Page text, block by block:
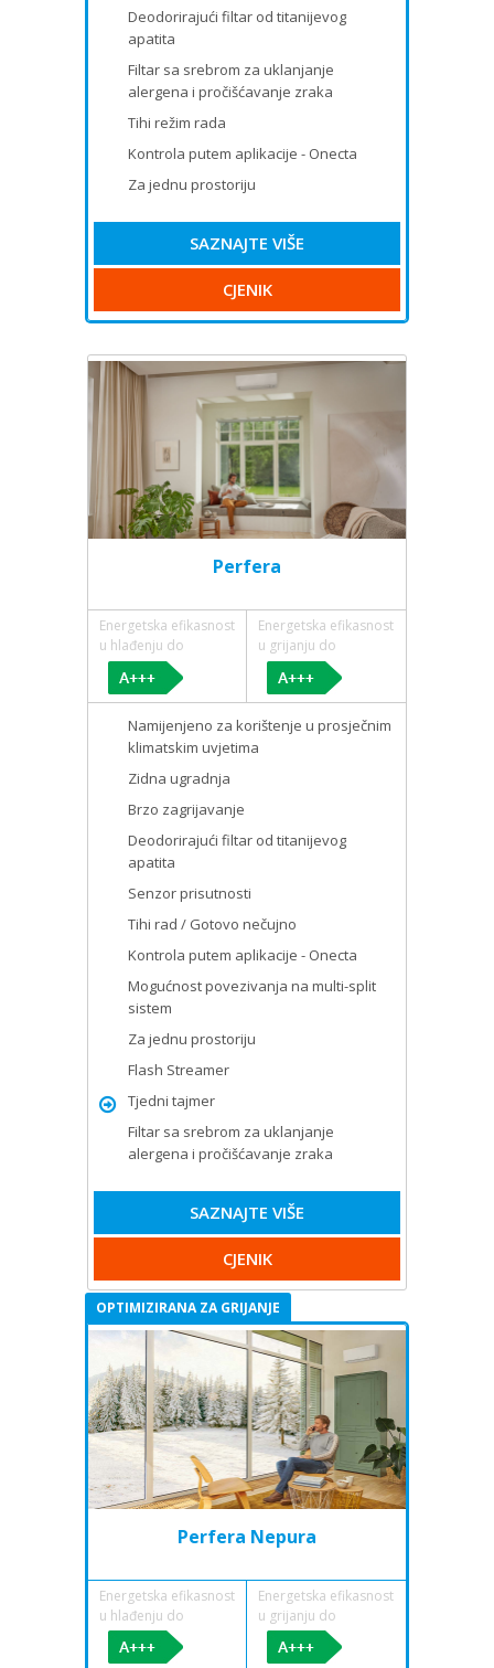
Deodorirajući filtar od titanijevog
apatita
Filtar sa srebrom za uklanjanje
alergena i pročišćavanje zraka
Tihi režim rada
Kontrola putem aplikacije - Onecta
Za jednu prostoriju
SAZNAJTE VIŠE
CJENIK
Perfera
Energetska efikasnost
u hlađenju do
Energetska efikasnost
u grijanju do
Namijenjeno za korištenje u prosječnim
klimatskim uvjetima
Zidna ugradnja
Brzo zagrijavanje
Deodorirajući filtar od titanijevog
apatita
Senzor prisutnosti
Tihi rad / Gotovo nečujno
Kontrola putem aplikacije - Onecta
Mogućnost povezivanja na multi-split
sistem
Za jednu prostoriju
Flash Streamer
Tjedni tajmer
Filtar sa srebrom za uklanjanje
alergena i pročišćavanje zraka
SAZNAJTE VIŠE
CJENIK
OPTIMIZIRANA ZA GRIJANJE
Perfera Nepura
Energetska efikasnost
u hlađenju do
Energetska efikasnost
u grijanju do